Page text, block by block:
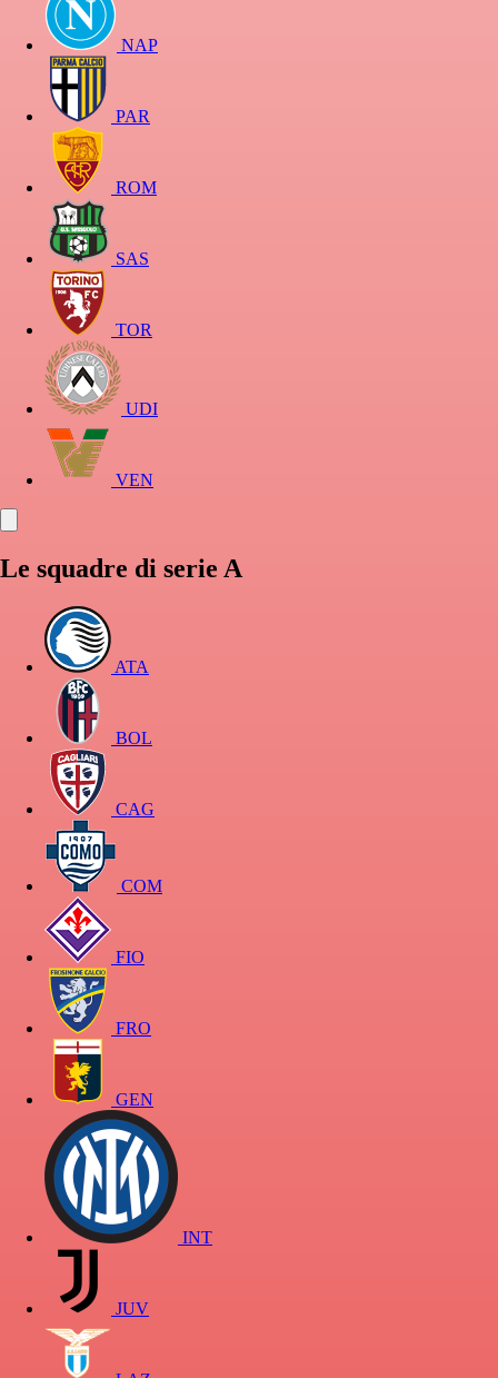
NAP
PAR
ROM
SAS
TOR
UDI
VEN
Le squadre di serie A
ATA
BOL
CAG
COM
FIO
FRO
GEN
INT
JUV